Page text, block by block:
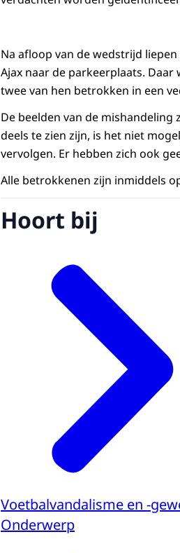
Na afloop van de wedstrijd
Ajax naar de parkeerplaats.
twee van hen betrokken in een
De beelden van de
deels te zien zijn, is het niet
vervolgen. Er hebben zich ook
Alle betrokkenen zijn inmiddels
Hoort bij
Voetbalvandalisme en -
Onderwerp